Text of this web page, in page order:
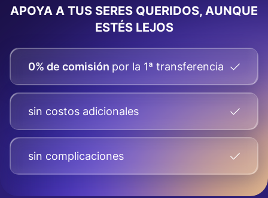
APOYA A TUS SERES QUERIDOS, AUNQUE
ESTÉS LEJOS
0% de comisión por la 1ª transferencia
sin costos adicionales
sin complicaciones